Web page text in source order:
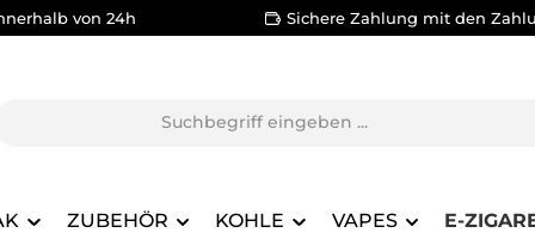
von 24h Sichere Zahlung mit den
ZUBEHÖR KOHLE VAPES E-